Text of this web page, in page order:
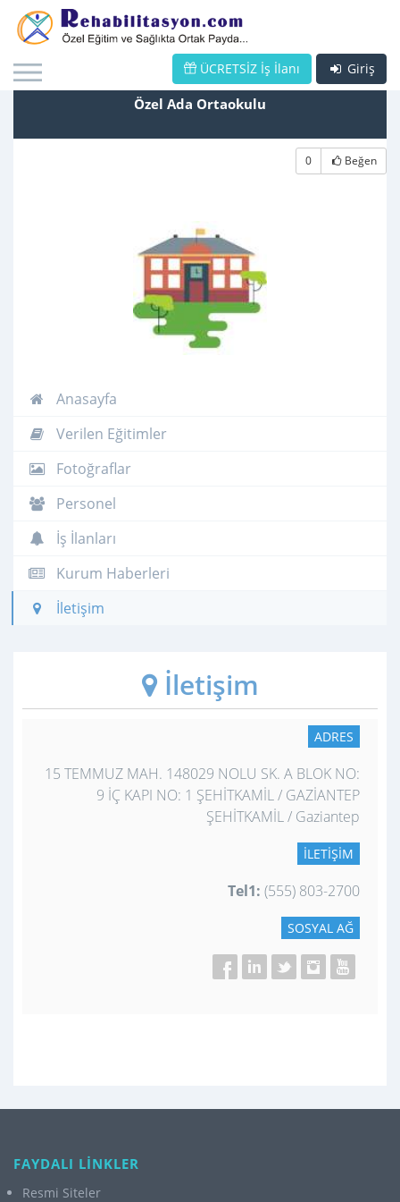
Giriş
ÜCRETSİZ İş İlanı
Özel Ada Ortaokulu
0 Beğen
Anasayfa
Verilen Eğitimler
Fotoğraflar
Personel
İş İlanları
Kurum Haberleri
İletişim
İletişim
ADRES
15 TEMMUZ MAH. 148029 NOLU SK. A BLOK NO:
9 İÇ KAPI NO: 1 ŞEHİTKAMİL / GAZİANTEP
ŞEHİTKAMİL / Gaziantep
İLETIŞIM
Tel1: (555) 803-2700
SOSYAL AĞ
FAYDALI LİNKLER
Resmi Siteler